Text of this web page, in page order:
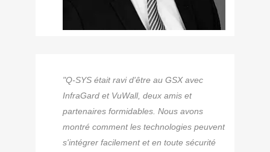
"Q-SYS était ravi d'être au GSX avec
InfraGard et VuWall, deux amis et
partenaires formidables. Nous avons
montré comment les technologies peuvent
s'intégrer facilement et en toute sécurité